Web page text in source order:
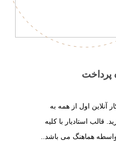
آنلاین اول از همه به
قالب استادیار با کلیه
هماهنگ می باشد..